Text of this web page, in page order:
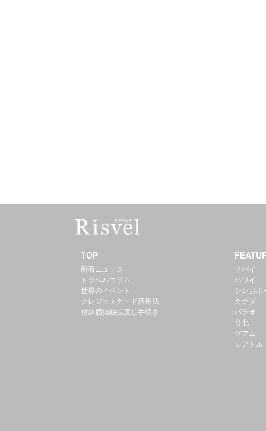
TOP
新着ニュース
トラベルコラム
世界のイベント
クレジットカード活用法
付加価値税払戻し手続き
ドバイ
ハワイ
シンガポ
カナダ
パラオ
台北
グアム
シアトル